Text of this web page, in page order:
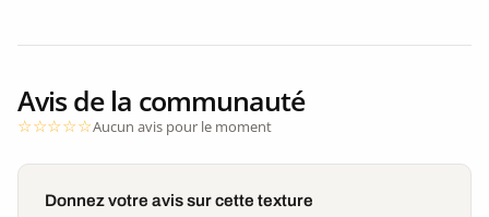
Avis de la communauté
Aucun avis pour le moment
Donnez votre avis sur cette texture